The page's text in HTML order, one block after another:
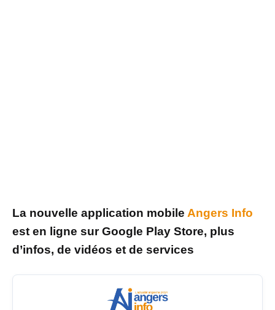
La nouvelle application mobile Angers Info
est en ligne sur Google Play Store, plus
d’infos, de vidéos et de services